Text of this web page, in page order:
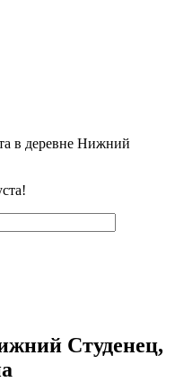
в деревне Нижний
Студенец,